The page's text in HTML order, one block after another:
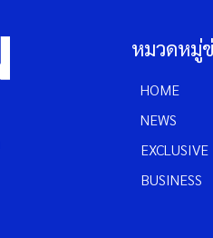
หมวดหมู่
HOME
NEWS
EXCLUSIVE
BUSINESS